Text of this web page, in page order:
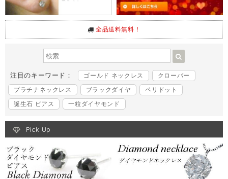
全品送料無料！
注目のキーワード： ゴールド ネックレス
クローバー
プラチナネックレス
ブラックダイヤ
ペリドット
誕生石 ピアス
一粒ダイヤモンド
Pick Up